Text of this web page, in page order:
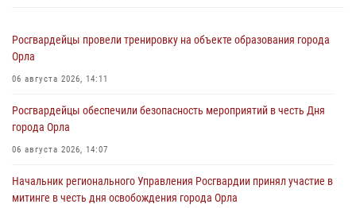
Росгвардейцы провели тренировку на объекте образования города
Орла
06 августа 2026, 14:11
Росгвардейцы обеспечили безопасность мероприятий в честь Дня
города Орла
06 августа 2026, 14:07
Начальник регионального Управления Росгвардии принял участие в
митинге в честь дня освобождения города Орла